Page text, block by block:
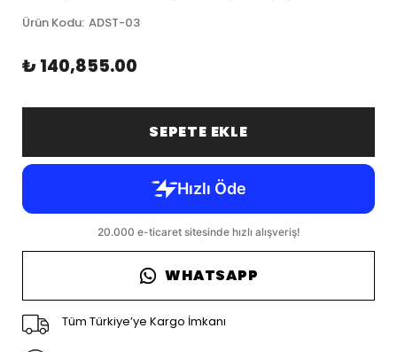
Ürün Kodu: ADST-03
₺ 140,855.00
SEPETE EKLE
WHATSAPP
Tüm Türkiye’ye Kargo İmkanı